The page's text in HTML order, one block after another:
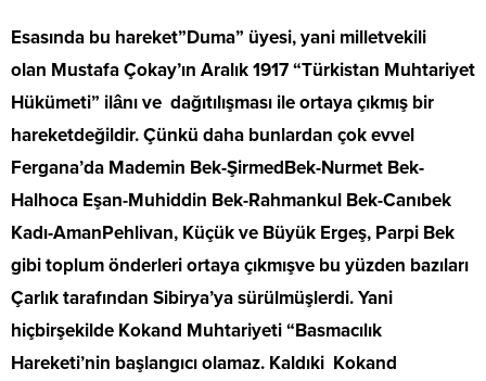
Esasında bu hareket”Duma” üyesi, yani milletvekili
olan Mustafa Çokay’ın Aralık 1917 “Türkistan Muhtariyet
Hükümeti” ilânı ve dağıtılışması ile ortaya çıkmış bir
hareketdeğildir. Çünkü daha bunlardan çok evvel
Fergana’da Mademin Bek-ŞirmedBek-Nurmet Bek-
Halhoca Eşan-Muhiddin Bek-Rahmankul Bek-Canıbek
Kadı-AmanPehlivan, Küçük ve Büyük Ergeş, Parpi Bek
gibi toplum önderleri ortaya çıkmışve bu yüzden bazıları
Çarlık tarafından Sibirya’ya sürülmüşlerdi. Yani
hiçbirşekilde Kokand Muhtariyeti “Basmacılık
Hareketi’nin başlangıcı olamaz. Kaldıki Kokand